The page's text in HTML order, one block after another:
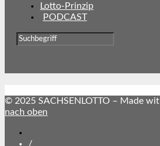
Lotto-Prinzip
PODCAST
© 2025 SACHSENLOTTO – Made
nach oben
abonnieren
/